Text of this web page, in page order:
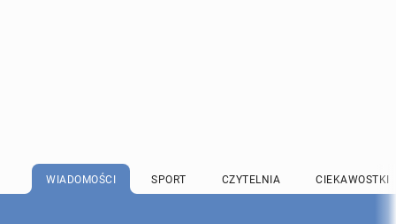
WIADOMOŚCI SPORT CZYTELNIA CIEKAWOSTKI